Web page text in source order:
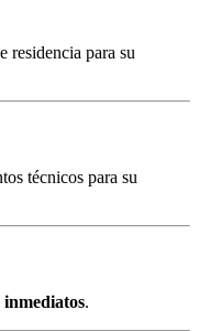
residencia para su
técnicos para su
inmediatos.